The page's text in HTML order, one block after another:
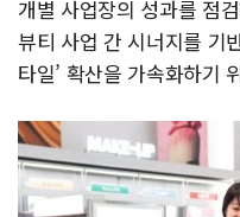
개별 사업장의 성과를 점
뷰티 사업 간 시너지를 기
타일’ 확산을 가속화하기